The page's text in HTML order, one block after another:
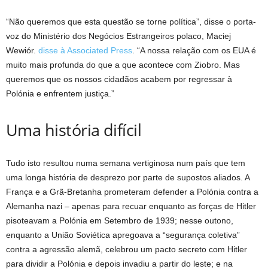
“Não queremos que esta questão se torne política”, disse o porta-
voz do Ministério dos Negócios Estrangeiros polaco, Maciej
Wewiór. disse à Associated Press. “A nossa relação com os EUA é
muito mais profunda do que a que acontece com Ziobro. Mas
queremos que os nossos cidadãos acabem por regressar à
Polónia e enfrentem justiça.”
Uma história difícil
Tudo isto resultou numa semana vertiginosa num país que tem
uma longa história de desprezo por parte de supostos aliados. A
França e a Grã-Bretanha prometeram defender a Polónia contra a
Alemanha nazi – apenas para recuar enquanto as forças de Hitler
pisoteavam a Polónia em Setembro de 1939; nesse outono,
enquanto a União Soviética apregoava a “segurança coletiva”
contra a agressão alemã, celebrou um pacto secreto com Hitler
para dividir a Polónia e depois invadiu a partir do leste; e na